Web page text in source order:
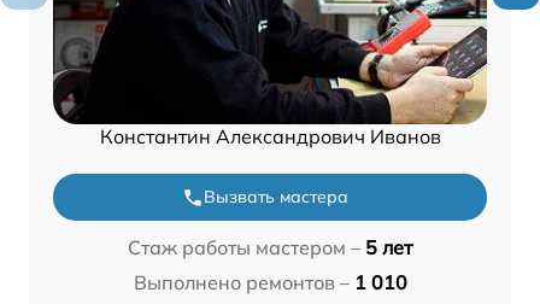
Константин Александрович Иванов
Вызвать мастера
Стаж работы мастером – 5 лет
Выполнено ремонтов – 1 010